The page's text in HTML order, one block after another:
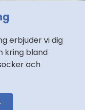
erbjuder vi dig
kring bland
och